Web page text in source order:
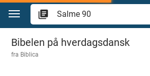
Gå til indhold
Salme 90
Bibelen på hverdagsdansk
fra Biblica